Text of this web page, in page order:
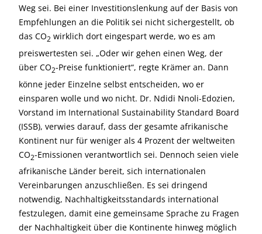
Weg sei. Bei einer Investitionslenkung auf der Basis von
Empfehlungen an die Politik sei nicht sichergestellt, ob
das CO2 wirklich dort eingespart werde, wo es am
preiswertesten sei. „Oder wir gehen einen Weg, der
über CO2-Preise funktioniert“, regte Krämer an. Dann
könne jeder Einzelne selbst entscheiden, wo er
einsparen wolle und wo nicht. Dr. Ndidi Nnoli-Edozien,
Vorstand im International Sustainability Standard Board
(ISSB), verwies darauf, dass der gesamte afrikanische
Kontinent nur für weniger als 4 Prozent der weltweiten
CO2-Emissionen verantwortlich sei. Dennoch seien viele
afrikanische Länder bereit, sich internationalen
Vereinbarungen anzuschließen. Es sei dringend
notwendig, Nachhaltigkeitsstandards international
festzulegen, damit eine gemeinsame Sprache zu Fragen
der Nachhaltigkeit über die Kontinente hinweg möglich